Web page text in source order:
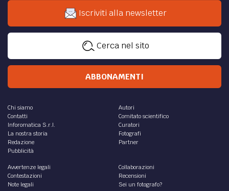
Iscriviti alla newsletter
Cerca nel sito
ABBONAMENTI
Chi siamo
Contatti
Inforomatica S.r.l.
La nostra storia
Redazione
Pubblicità
Autori
Comitato scientifico
Curatori
Fotografi
Partner
Avvertenze legali
Contestazioni
Note legali
Collaborazioni
Recensioni
Sei un fotografo?